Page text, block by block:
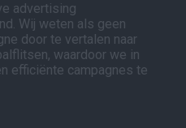
advertising
Wij weten als geen
door te vertalen naar
waardoor we in
efficiënte campagnes te